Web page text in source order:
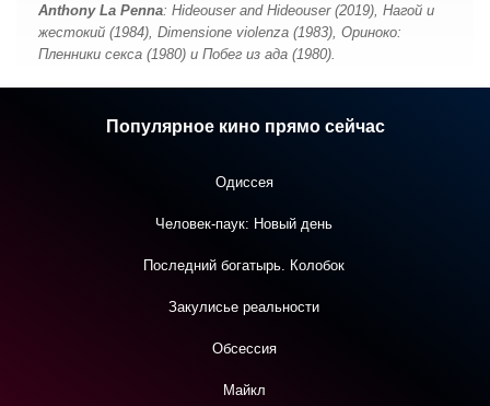
Anthony La Penna: Hideouser and Hideouser (2019), Нагой и
жестокий (1984), Dimensione violenza (1983), Ориноко:
Пленники секса (1980) и Побег из ада (1980).
Популярное кино прямо сейчас
Одиссея
Человек-паук: Новый день
Последний богатырь. Колобок
Закулисье реальности
Обсессия
Майкл